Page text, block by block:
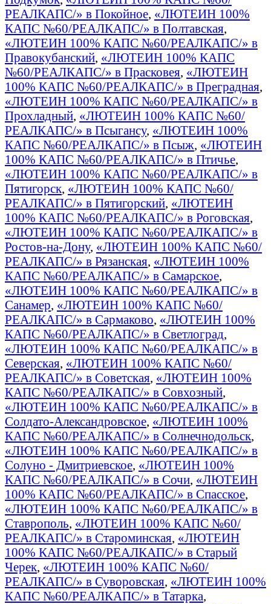
РЕАЛКАПС/» в Покойное, «ЛЮТЕИН 100%
КАПС №60/РЕАЛКАПС/» в Полтавская,
«ЛЮТЕИН 100% КАПС №60/РЕАЛКАПС/» в
Правокубанский, «ЛЮТЕИН 100% КАПС
№60/РЕАЛКАПС/» в Прасковея, «ЛЮТЕИН
100% КАПС №60/РЕАЛКАПС/» в Преградная,
«ЛЮТЕИН 100% КАПС №60/РЕАЛКАПС/» в
Прохладный, «ЛЮТЕИН 100% КАПС №60/
РЕАЛКАПС/» в Псыгансу, «ЛЮТЕИН 100%
КАПС №60/РЕАЛКАПС/» в Псыж, «ЛЮТЕИН
100% КАПС №60/РЕАЛКАПС/» в Птичье,
«ЛЮТЕИН 100% КАПС №60/РЕАЛКАПС/» в
Пятигорск, «ЛЮТЕИН 100% КАПС №60/
РЕАЛКАПС/» в Пятигорский, «ЛЮТЕИН
100% КАПС №60/РЕАЛКАПС/» в Роговская,
«ЛЮТЕИН 100% КАПС №60/РЕАЛКАПС/» в
Ростов-на-Дону, «ЛЮТЕИН 100% КАПС №60/
РЕАЛКАПС/» в Рязанская, «ЛЮТЕИН 100%
КАПС №60/РЕАЛКАПС/» в Самарское,
«ЛЮТЕИН 100% КАПС №60/РЕАЛКАПС/» в
Санамер, «ЛЮТЕИН 100% КАПС №60/
РЕАЛКАПС/» в Сармаково, «ЛЮТЕИН 100%
КАПС №60/РЕАЛКАПС/» в Светлоград,
«ЛЮТЕИН 100% КАПС №60/РЕАЛКАПС/» в
Северская, «ЛЮТЕИН 100% КАПС №60/
РЕАЛКАПС/» в Советская, «ЛЮТЕИН 100%
КАПС №60/РЕАЛКАПС/» в Совхозный,
«ЛЮТЕИН 100% КАПС №60/РЕАЛКАПС/» в
Солдато-Александровское, «ЛЮТЕИН 100%
КАПС №60/РЕАЛКАПС/» в Солнечнодольск,
«ЛЮТЕИН 100% КАПС №60/РЕАЛКАПС/» в
Солуно - Дмитриевское, «ЛЮТЕИН 100%
КАПС №60/РЕАЛКАПС/» в Сочи, «ЛЮТЕИН
100% КАПС №60/РЕАЛКАПС/» в Спасское,
«ЛЮТЕИН 100% КАПС №60/РЕАЛКАПС/» в
Ставрополь, «ЛЮТЕИН 100% КАПС №60/
РЕАЛКАПС/» в Староминская, «ЛЮТЕИН
100% КАПС №60/РЕАЛКАПС/» в Старый
Черек, «ЛЮТЕИН 100% КАПС №60/
РЕАЛКАПС/» в Суворовская, «ЛЮТЕИН 100%
КАПС №60/РЕАЛКАПС/» в Татарка,